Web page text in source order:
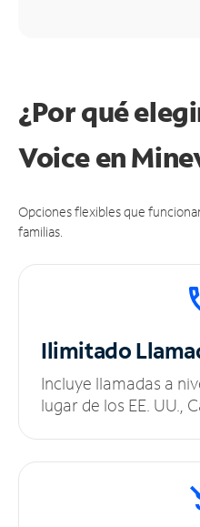
¿Por qué
Voice en
Opciones flexibles que
familias.
Ilimitado
Incluye llamadas a
lugar de los EE. UU.,